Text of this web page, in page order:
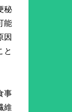
秘
能
因
と
事
維